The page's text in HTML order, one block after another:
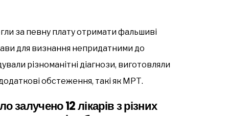
за певну плату отримати фальшиві
для визнання непридатними до
різноманітні діагнози, виготовляли
обстеження, такі як МРТ.
залучено 12 лікарів з різних